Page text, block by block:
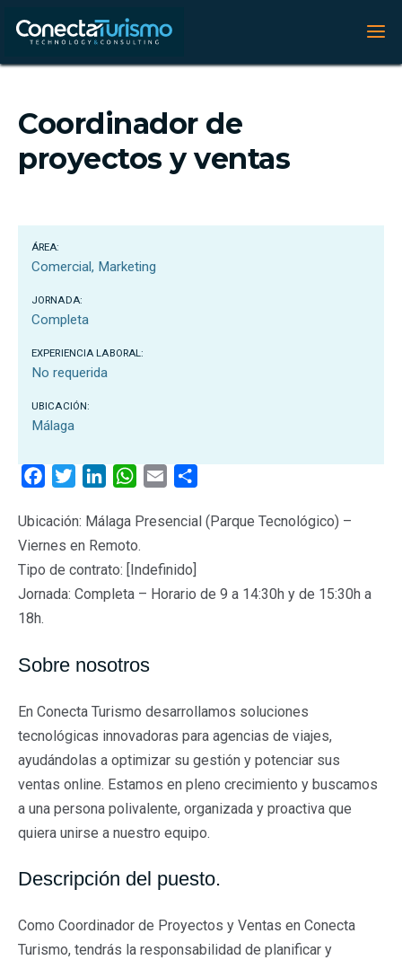
Coordinador de
proyectos y ventas
ÁREA:
Comercial Marketing
JORNADA:
Completa
EXPERIENCIA LABORAL:
No requerida
UBICACIÓN:
Málaga
c
e
b
o
i
t
t
e
n
k
e
d
W
a
t
s
A
a
l
m
r
Ubicación: Málaga Presencial (Parque Tecnológico) –
Viernes en Remoto.
Tipo de contrato: [Indefinido]
Jornada: Completa – Horario de 9 a 14:30h y de 15:30h a
18h.
Sobre nosotros
En Conecta Turismo desarrollamos soluciones
tecnológicas innovadoras para agencias de viajes,
ayudándolas a optimizar su gestión y potenciar sus
ventas online. Estamos en pleno crecimiento y buscamos
a una persona polivalente, organizada y proactiva que
quiera unirse a nuestro equipo.
Descripción del puesto.
Como Coordinador de Proyectos y Ventas en Conecta
Turismo, tendrás la responsabilidad de planificar y